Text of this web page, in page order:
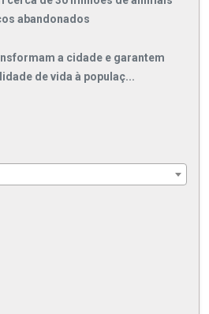
abandonados
a cidade e garantem
de vida à populaç...